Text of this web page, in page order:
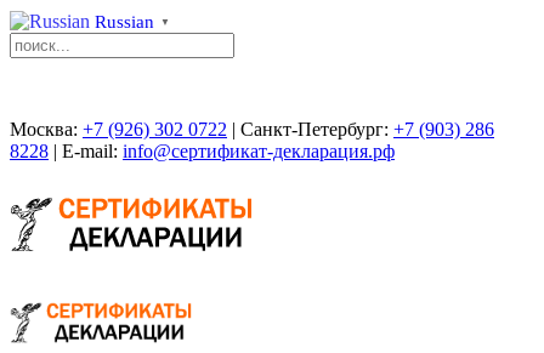
Russian ▼
Москва: +7 (926) 302 0722 | Санкт-Петербург: +7 (903) 286
8228 | E-mail: info@сертификат-декларация.рф